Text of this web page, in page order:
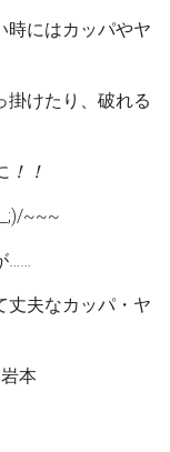
時にはカッパやヤ
掛けたり、破れる
！！
~~~
が……
夫なカッパ・ヤ